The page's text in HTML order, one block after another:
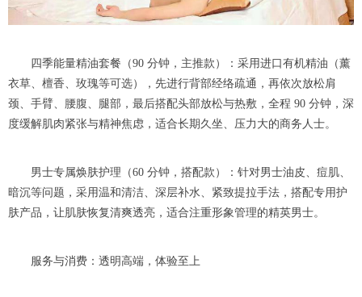
四季能量精油套餐（90 分钟，主推款）：采用进口有机精油（薰
衣草、檀香、玫瑰等可选），先进行背部经络疏通，再依次放松肩
颈、手臂、腰腹、腿部，最后搭配头部放松与热敷，全程 90 分钟，深
度缓解肌肉紧张与精神焦虑，适合长期久坐、压力大的商务人士。
男士专属焕肤护理（60 分钟，搭配款）：针对男士油皮、痘肌、
暗沉等问题，采用温和清洁、深层补水、紧致提拉手法，搭配专用护
肤产品，让肌肤恢复清爽透亮，适合注重形象管理的精英男士。
服务与消费：透明高端，体验至上